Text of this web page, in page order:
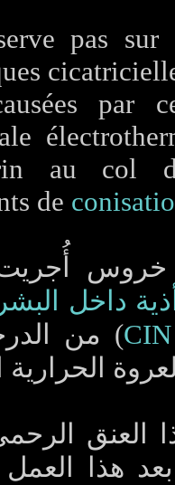
pas
par
au col
de
أُجريت
داخل
من الدرجة الثانية (
العنق
هذا